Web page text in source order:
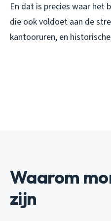
En dat is precies waar het
die ook voldoet aan de
kantooruren, en
Waarom
zijn